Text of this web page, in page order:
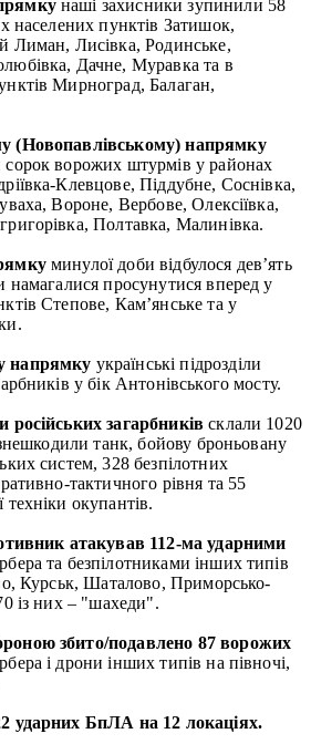
наші захисники зупинили 58
населених пунктів Затишок,
Лиман, Лисівка, Родинське,
Дачне, Муравка та в
Мирноград, Балаган,
(Новопавлівському) напрямку
ворожих штурмів у районах
Клевцове, Піддубне, Соснівка,
Вороне, Вербове, Олексіївка,
Полтавка, Малинівка.
минулої доби відбулося дев’ять
намагалися просунутися вперед у
Степове, Кам’янське та у
напрямку українські підрозділи
у бік Антонівського мосту.
загарбників склали 1020
знешкодили танк, бойову броньовану
систем, 328 безпілотних
тактичного рівня та 55
окупантів.
атакував 112-ма ударними
та безпілотниками інших типів
Курськ, Шаталово, Приморсько-
із них – "шахеди".
збито/подавлено 87 ворожих
і дрони інших типів на півночі,
ударних БпЛА на 12 локаціях.